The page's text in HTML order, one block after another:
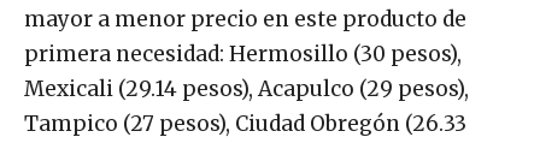
mayor a menor precio en este producto de
primera necesidad: Hermosillo (30 pesos),
Mexicali (29.14 pesos), Acapulco (29 pesos),
Tampico (27 pesos), Ciudad Obregón (26.33